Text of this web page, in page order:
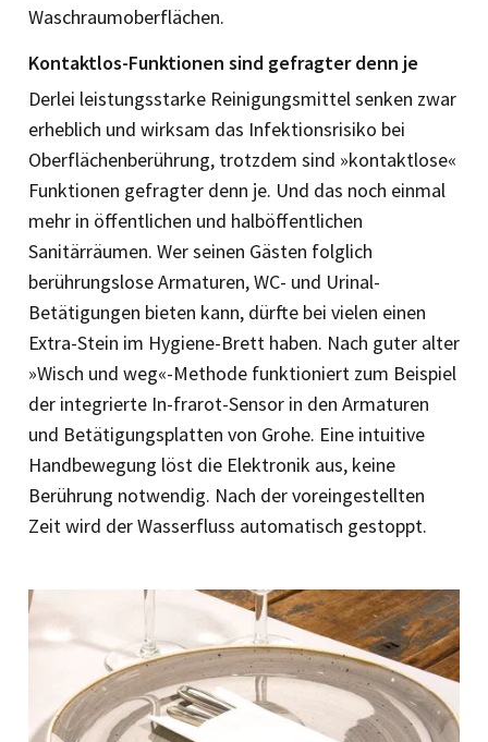
Waschraumoberflächen.
Kontaktlos-Funktionen sind gefragter denn je
Derlei leistungsstarke Reinigungsmittel senken zwar
erheblich und wirksam das Infektionsrisiko bei
Oberflächenberührung, trotzdem sind »kontaktlose«
Funktionen gefragter denn je. Und das noch einmal
mehr in öffentlichen und halböffentlichen
Sanitärräumen. Wer seinen Gästen folglich
berührungslose Armaturen, WC- und Urinal-
Betätigungen bieten kann, dürfte bei vielen einen
Extra-Stein im Hygiene-Brett haben. Nach guter alter
»Wisch und weg«-Methode funktioniert zum Beispiel
der integrierte In-frarot-Sensor in den Armaturen
und Betätigungsplatten von Grohe. Eine intuitive
Handbewegung löst die Elektronik aus, keine
Berührung notwendig. Nach der voreingestellten
Zeit wird der Wasserfluss automatisch gestoppt.